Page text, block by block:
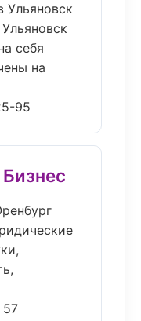
Ульяновск
себя
на
95
57